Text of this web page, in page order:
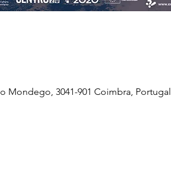
Mondego, 3041-901 Coimbra, Portugal